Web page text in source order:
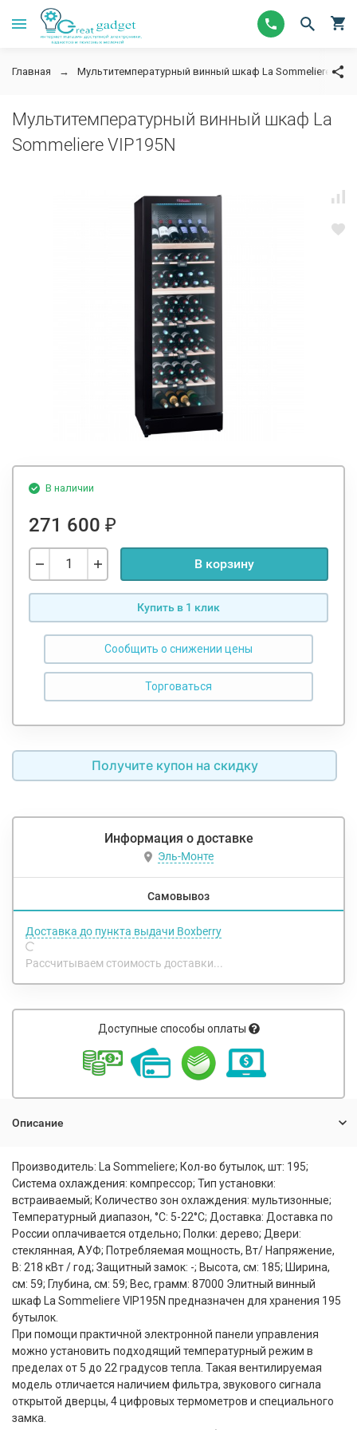
Главная Мультитемпературный винный шкаф La Sommeliere
Мультитемпературный винный шкаф La
Sommeliere VIP195N
В наличии
271 600 ₽
В корзину
Купить в 1 клик
Сообщить о снижении цены
Получите купон на скидку
Информация о доставке
Эль-Монте
Самовывоз
Доставка до пункта выдачи Boxberry
Рассчитываем стоимость доставки...
Доступные способы оплаты
Описание
Производитель: La Sommeliere; Кол-во бутылок, шт: 195;
Система охлаждения: компрессор; Тип установки:
встраиваемый; Количество зон охлаждения: мультизонные;
Температурный диапазон, °С: 5-22°C; Доставка: Доставка по
России оплачивается отдельно; Полки: дерево; Двери:
стеклянная, АУФ; Потребляемая мощность, Вт/ Напряжение,
В: 218 кВт / год; Защитный замок: -; Высота, см: 185; Ширина,
см: 59; Глубина, см: 59; Вес, грамм: 87000 Элитный винный
шкаф La Sommeliere VIP195N предназначен для хранения 195
бутылок.
При помощи практичной электронной панели управления
можно установить подходящий температурный режим в
пределах от 5 до 22 градусов тепла. Такая вентилируемая
модель отличается наличием фильтра, звукового сигнала
открытой дверцы, 4 цифровых термометров и специального
замка.